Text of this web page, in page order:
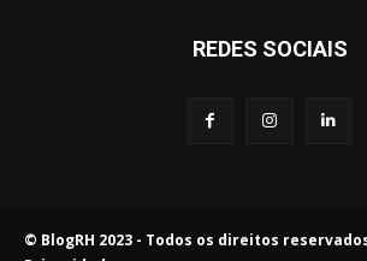
REDES SOCIAIS
© BlogRH 2023 - Todos os direitos